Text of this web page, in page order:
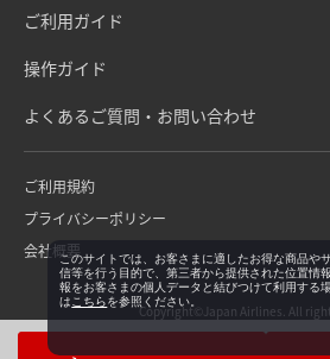
ご利用ガイド
操作ガイド
よくあるご質問・お問い合わせ
ご利用規約
プライバシーポリシー
会社概要
Copyright©Japan Airlines. All
このサイトでは、お客さまに適したお得な商品や
信等を行う目的で、第三者から提供された位置情
報をお客さまの個人データと結びつけて利用する
は こちらを参照ください。